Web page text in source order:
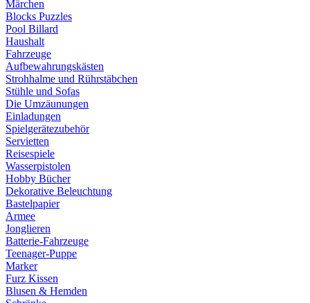
Märchen
Blocks Puzzles
Pool Billard
Haushalt
Fahrzeuge
Aufbewahrungskästen
Strohhalme und Rührstäbchen
Stühle und Sofas
Die Umzäunungen
Einladungen
Spielgerätezubehör
Servietten
Reisespiele
Wasserpistolen
Hobby Bücher
Dekorative Beleuchtung
Bastelpapier
Armee
Jonglieren
Batterie-Fahrzeuge
Teenager-Puppe
Marker
Furz Kissen
Blusen & Hemden